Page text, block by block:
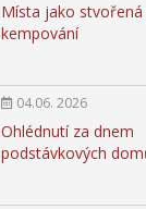
Místa jako stvořená
kempování
04.06. 2026
Ohlédnutí za dnem
podstávkových